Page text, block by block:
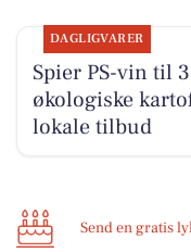
DAGLIGVARER
Spier PS-vin til
økologiske
lokale tilbud
Send en gratis